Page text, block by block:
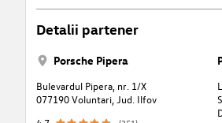
Detalii partener
Porsche Pipera
Bulevardul Pipera, nr. 1/X
077190 Voluntari, Jud. Ilfov